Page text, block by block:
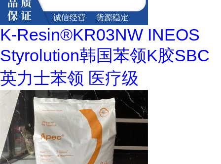
K-Resin®KR03NW INEOS
Styrolution韩国苯领K胶SBC
英力士苯领 医疗级